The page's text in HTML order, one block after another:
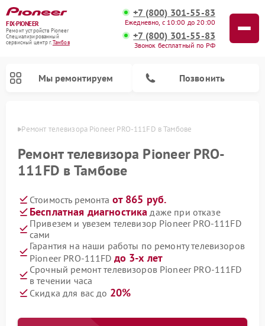
FIX-PIONEER
Ремонт устройств Pioneer
Специализированный
cервисный центр г.Тамбов
+7 (800) 301-55-83
Ежедневно, с 10:00 до 20:00
+7 (800) 301-55-83
Звонок бесплатный по РФ
Мы ремонтируем Позвонить
Ремонт телевизора Pioneer PRO-111FD в Тамбове
Ремонт телевизора Pioneer PRO-
111FD в Тамбове
Стоимость ремонта от 865 руб.
Бесплатная диагностика даже при отказе
Привезем и увезем телевизор Pioneer PRO-111FD
сами
Гарантия на наши работы по ремонту телевизоров
Pioneer PRO-111FD до 3-х лет
Срочный ремонт телевизоров Pioneer PRO-111FD
в течении часа
Скидка для вас до 20%